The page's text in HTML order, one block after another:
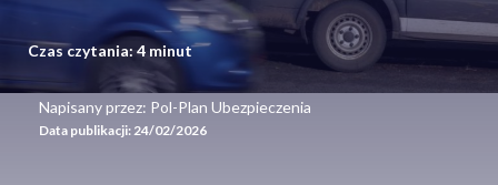
Czas czytania: 4 minut
Napisany przez: Pol-Plan Ubezpieczenia
Data publikacji: 24/02/2026